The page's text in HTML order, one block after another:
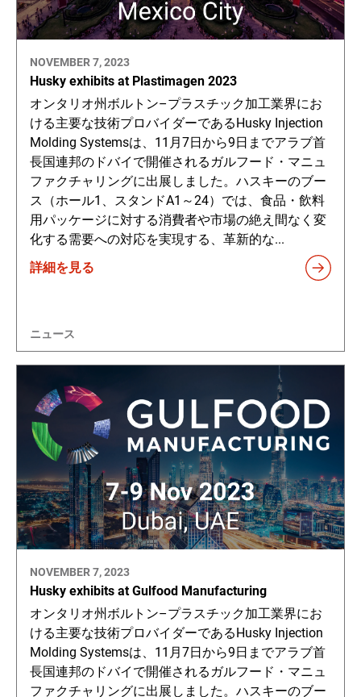
NOVEMBER 7, 2023
Husky exhibits at Plastimagen 2023
オンタリオ州ボルトン–プラスチック加工業界にお
ける主要な技術プロバイダーであるHusky Injection
Molding Systemsは、11月7日から9日までアラブ首
長国連邦のドバイで開催されるガルフード・マニュ
ファクチャリングに出展しました。ハスキーのブー
ス（ホール1、スタンドA1～24）では、食品・飲料
用パッケージに対する消費者や市場の絶え間なく変
化する需要への対応を実現する、革新的な...
詳細を見る
ニュース
NOVEMBER 7, 2023
Husky exhibits at Gulfood Manufacturing
オンタリオ州ボルトン–プラスチック加工業界にお
ける主要な技術プロバイダーであるHusky Injection
Molding Systemsは、11月7日から9日までアラブ首
長国連邦のドバイで開催されるガルフード・マニュ
ファクチャリングに出展しました。ハスキーのブー